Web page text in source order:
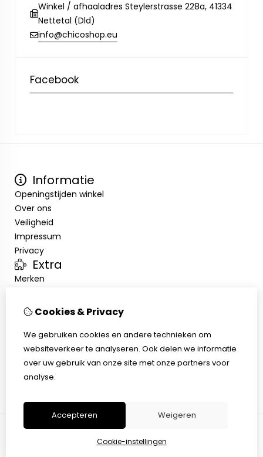
Winkel / afhaaladres Steylerstrasse 228a, 41334
Nettetal (Dld)
info@chicoshop.eu
Facebook
Informatie
Openingstijden winkel
Over ons
Veiligheid
Impressum
Privacy
Extra
Merken
Klantenservice
Sitemap
Afhalen
Algemene voorwaarden
Herroepingsrecht
Cookies & Privacy
We gebruiken cookies en andere technieken om
websiteverkeer te analyseren. Ook delen we informatie
over uw gebruik van onze site met onze partners voor
analyse.
Accepteren Weigeren
Cookie-instellingen